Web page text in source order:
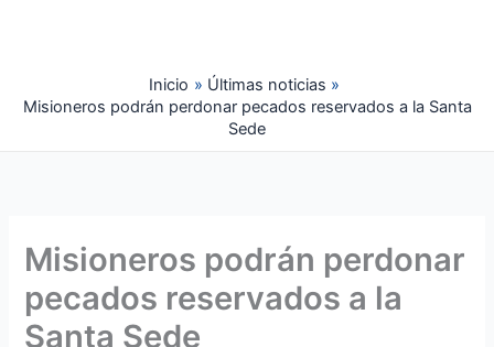
Inicio
Últimas noticias
Misioneros podrán perdonar pecados reservados a la Santa
Sede
Misioneros podrán perdonar
pecados reservados a la
Santa Sede